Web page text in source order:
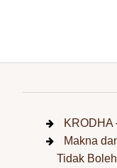
KRODHA
Makna
Tidak